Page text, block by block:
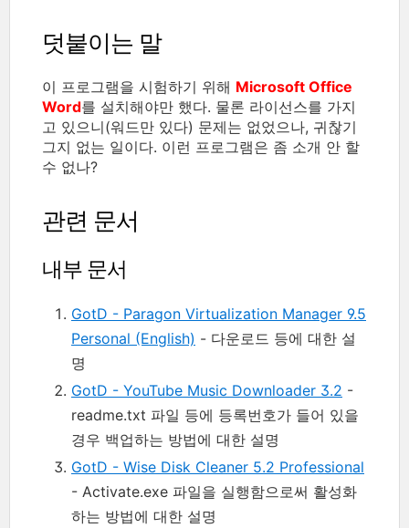
덧붙이는 말
이 프로그램을 시험하기 위해 Microsoft Office
Word를 설치해야만 했다. 물론 라이선스를 가지
고 있으니(워드만 있다) 문제는 없었으나, 귀찮기
그지 없는 일이다. 이런 프로그램은 좀 소개 안 할
수 없나?
관련 문서
내부 문서
GotD - Paragon Virtualization Manager 9.5
Personal (English) - 다운로드 등에 대한 설
명
GotD - YouTube Music Downloader 3.2 -
readme.txt 파일 등에 등록번호가 들어 있을
경우 백업하는 방법에 대한 설명
GotD - Wise Disk Cleaner 5.2 Professional
- Activate.exe 파일을 실행함으로써 활성화
하는 방법에 대한 설명